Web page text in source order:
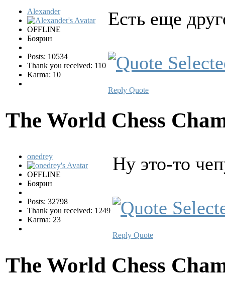
Alexander
OFFLINE
Боярин
Posts: 10534
Thank you received: 110
Karma: 10
Есть еще
Reply Quote
The World Chess
onedrey
OFFLINE
Боярин
Posts: 32798
Thank you received: 1249
Karma: 23
Ну это-то
Reply Quote
The World Chess